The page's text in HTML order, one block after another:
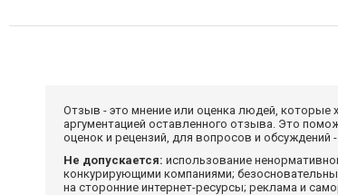
Отзыв - это мнение или оценка людей, которые
аргументацией оставленного отзыва. Это
оценок и рецензий, для вопросов и
Не допускается: использование
конкурирующими компаниями;
на сторонние интернет-ресурсы; реклама и